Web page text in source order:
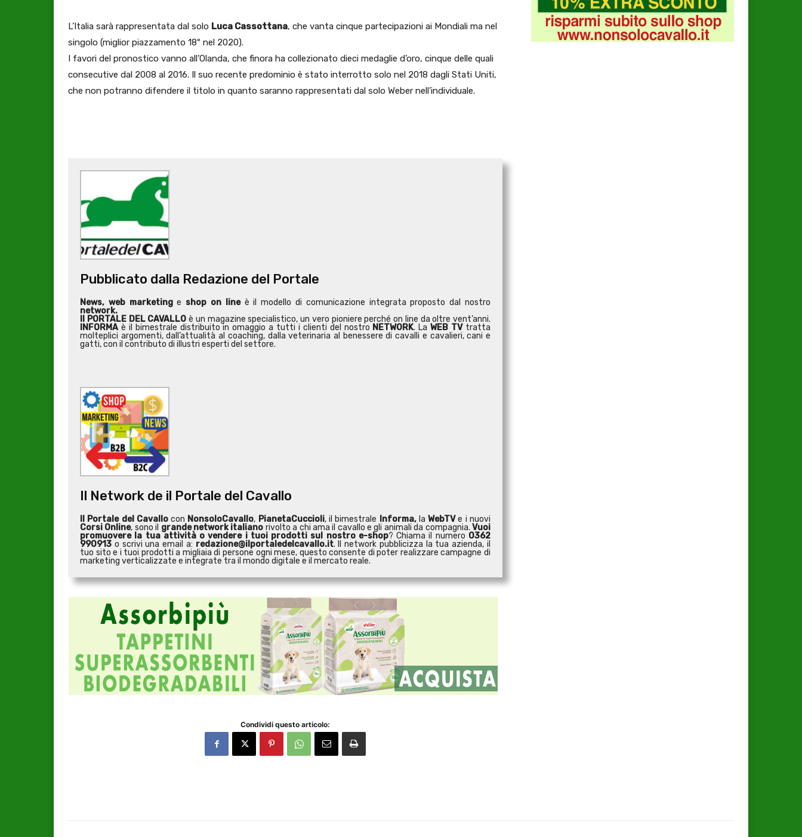
L’Italia sarà rappresentata dal solo Luca Cassottana, che vanta cinque partecipazioni ai Mondiali ma nel
singolo (miglior piazzamento 18º nel 2020).
I favori del pronostico vanno all’Olanda, che finora ha collezionato dieci medaglie d’oro, cinque delle quali
consecutive dal 2008 al 2016. Il suo recente predominio è stato interrotto solo nel 2018 dagli Stati Uniti,
che non potranno difendere il titolo in quanto saranno rappresentati dal solo Weber nell’individuale.
Pubblicato dalla Redazione del Portale
News, web marketinge shop on line è il modello di comunicazione integrata proposto dal nostro
network.
Il PORTALE DEL CAVALLO è un magazine specialistico, un vero pioniere perché on line da oltre vent’anni.
INFORMA è il bimestrale distribuito in omaggio a tutti i clienti del nostro NETWORK. LaWEB TV tratta
molteplici argomenti, dall’attualità al coaching, dalla veterinaria al benessere di cavalli e cavalieri, cani e
gatti, con il contributo di illustri esperti del settore.
Il Network de il Portale del Cavallo
Il Portale del Cavallocon NonsoloCavallo, PianetaCuccioli, il bimestrale Informa,laWebTVe i nuovi
Corsi Online, sono il grande network italiano rivolto a chi ama il cavallo e gli animali da compagnia.Vuoi
promuovere la tua attività o vendere i tuoi prodotti sul nostro e-shop? Chiama il numero 0362
990913 o scrivi una email a: redazione@ilportaledelcavallo.it. Il network pubblicizza la tua azienda, il
tuo sito e i tuoi prodotti a migliaia di persone ogni mese, questo consente di poter realizzare campagne di
marketing verticalizzate e integrate tra il mondo digitale e il mercato reale.
Condividi questo articolo: